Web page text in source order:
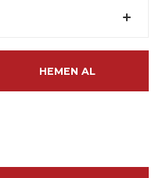
HEMEN AL